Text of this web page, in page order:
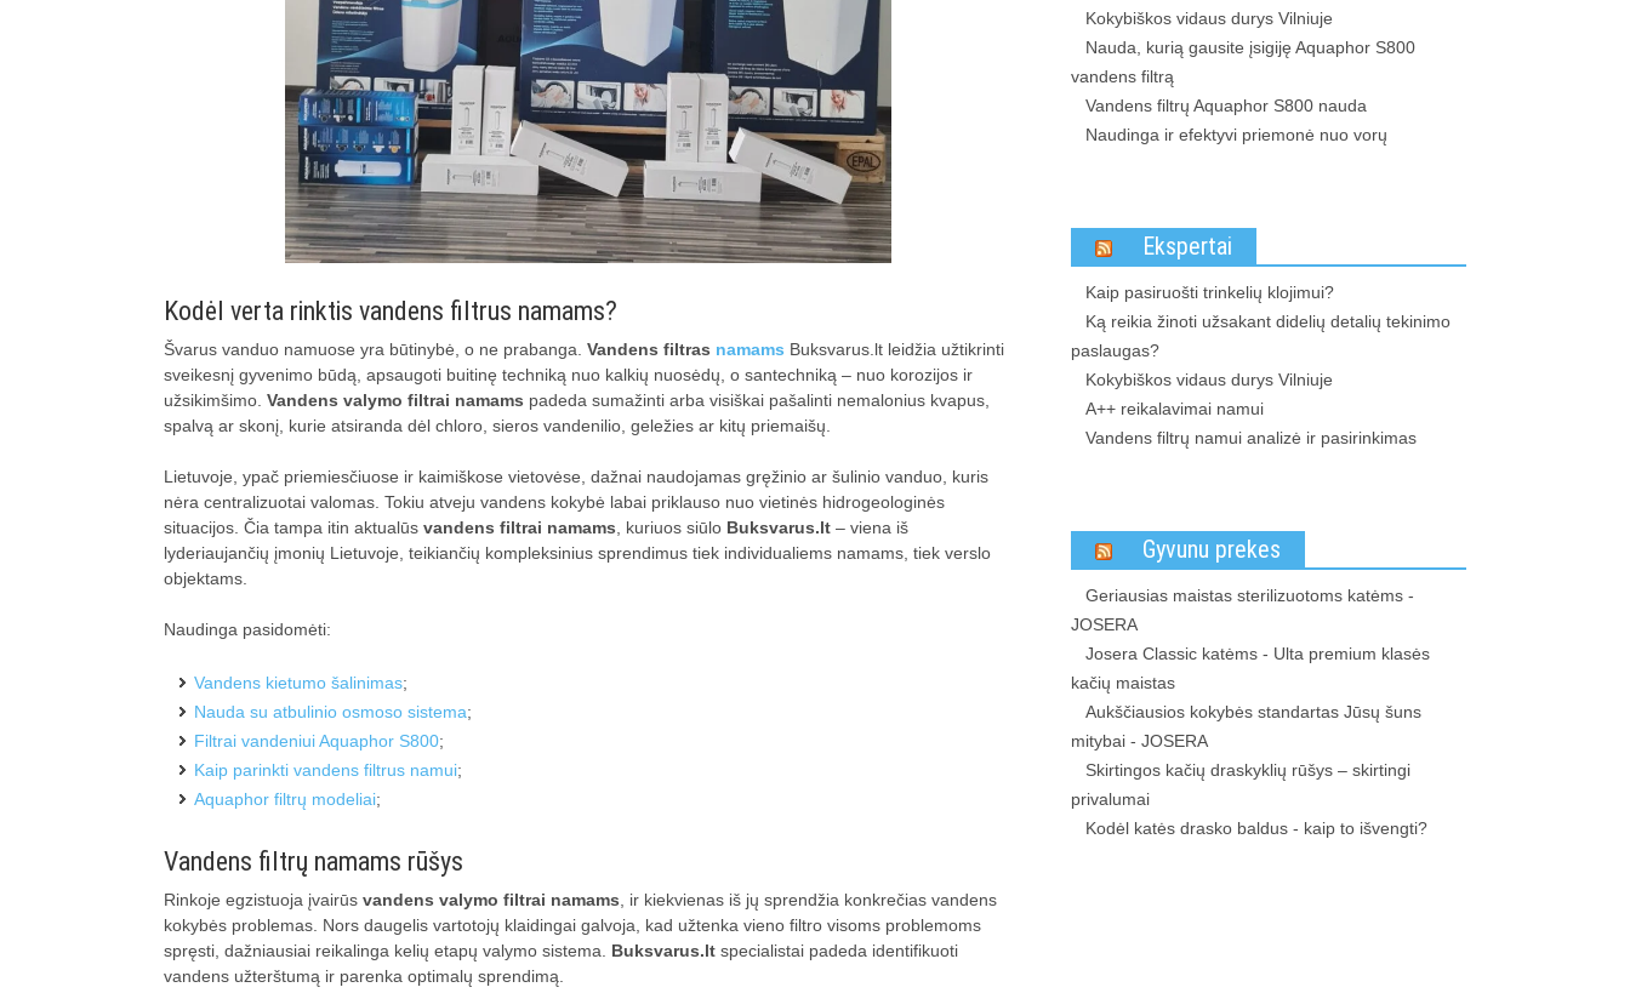
Kodėl verta rinktis vandens filtrus namams?
Švarus vanduo namuose yra būtinybė, o ne prabanga. Vandens filtras namams Buksvarus.lt leidžia užtikrinti
sveikesnį gyvenimo būdą, apsaugoti buitinę techniką nuo kalkių nuosėdų, o santechniką – nuo korozijos ir
užsikimšimo. Vandens valymo filtrai namams padeda sumažinti arba visiškai pašalinti nemalonius kvapus,
spalvą ar skonį, kurie atsiranda dėl chloro, sieros vandenilio, geležies ar kitų priemaišų.
Lietuvoje, ypač priemiesčiuose ir kaimiškose vietovėse, dažnai naudojamas gręžinio ar šulinio vanduo, kuris
nėra centralizuotai valomas. Tokiu atveju vandens kokybė labai priklauso nuo vietinės hidrogeologinės
situacijos. Čia tampa itin aktualūs vandens filtrai namams , kuriuos siūlo Buksvarus.lt – viena iš
lyderiaujančių įmonių Lietuvoje, teikiančių kompleksinius sprendimus tiek individualiems namams, tiek verslo
objektams.
Naudinga pasidomėti:
Vandens kietumo šalinimas;
Nauda su atbulinio osmoso sistema;
Filtrai vandeniui Aquaphor S800;
Kaip parinkti vandens filtrus namui;
Aquaphor filtrų modeliai;
Vandens filtrų namams rūšys
Rinkoje egzistuoja įvairūs vandens valymo filtrai namams , ir kiekvienas iš jų sprendžia konkrečias vandens
kokybės problemas. Nors daugelis vartotojų klaidingai galvoja, kad užtenka vieno filtro visoms problemoms
spręsti, dažniausiai reikalinga kelių etapų valymo sistema. Buksvarus.lt specialistai padeda identifikuoti
vandens užterštumą ir parenka optimalų sprendimą.
Kokybiškos vidaus durys Vilniuje
Nauda, kurią gausite įsigiję Aquaphor S800
vandens filtrą
Vandens filtrų Aquaphor S800 nauda
Naudinga ir efektyvi priemonė nuo vorų
Ekspertai
Kaip pasiruošti trinkelių klojimui?
Ką reikia žinoti užsakant didelių detalių tekinimo
paslaugas?
Kokybiškos vidaus durys Vilniuje
A++ reikalavimai namui
Vandens filtrų namui analizė ir pasirinkimas
Gyvunu prekes
Geriausias maistas sterilizuotoms katėms -
JOSERA
Josera Classic katėms - Ulta premium klasės
kačių maistas
Aukščiausios kokybės standartas Jūsų šuns
mitybai - JOSERA
Skirtingos kačių draskyklių rūšys – skirtingi
privalumai
Kodėl katės drasko baldus - kaip to išvengti?